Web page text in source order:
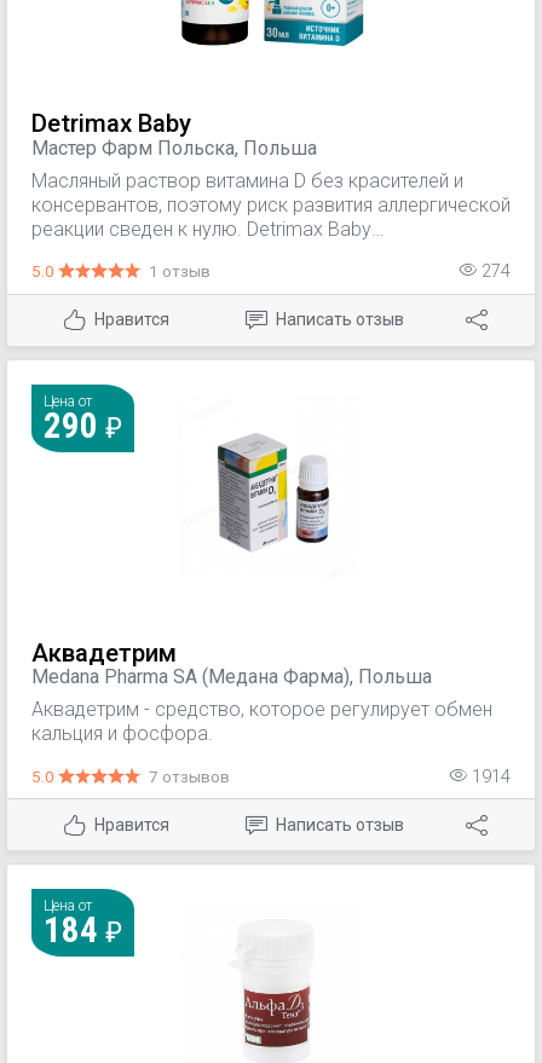
Detrimax Baby
Мастер Фарм Польска, Польша
Масляный раствор витамина D без красителей и
консервантов, поэтому риск развития аллергической
реакции сведен к нулю. Detrimax Baby
среди противопоказаний – лишь непереносимость
самого витамина. Вы сможете точно отмерить
количество препарата с помощью помпы-дозатора.
Detrimax Baby можно давать как в чистом виде, так и
имеет вкуса и запаха.
5.0 1 отзыв 274
Нравится Написать отзыв
Цена от
290
Аквадетрим
Medana Pharma SA (Медана Фарма), Польша
Аквадетрим - средство, которое регулирует обмен
кальция и фосфора.
5.0 7 отзывов 1914
Нравится Написать отзыв
Цена от
184